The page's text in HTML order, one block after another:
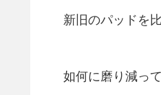
新旧のパッドを比
如何に磨り減って